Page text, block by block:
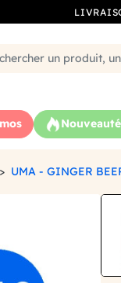
UMA - GINGER